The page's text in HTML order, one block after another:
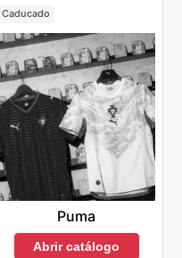
Caducado
Puma
Abrir catálogo